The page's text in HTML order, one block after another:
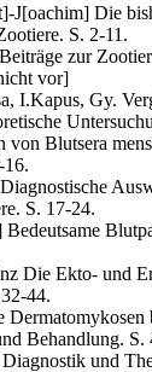
J[oachim] Die
S. 2-11.
Beiträge zur
vor]
I.Kapus, Gy.
von Blutsera
16.
Diagnostische
S. 17-24.
Bedeutsame
Die Ekto- und
44.
Dermatomykosen
Behandlung. S.
Diagnostik und